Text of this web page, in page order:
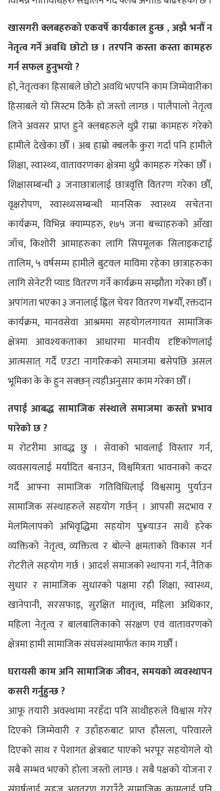
खासगरी क्लबहरुको एकवर्षे कार्यकाल हुन्छ , अझै भनौँ न
नेतृत्व गर्ने अवधि छोटो छ । तरपनि कस्ता कस्ता कामहरु
गर्न सफल हुनुभयो ?
हो, नेतृत्वका हिसाबले छोटो अवधि भएपनि काम जिम्मेवारीका
हिसाबले यो सिस्टम ठिकै हो जस्तो लाग्छ । पालैपालो नेतृत्व
लिने अवसर प्राप्त हुने क्लबहरुले थुप्रै राम्रा कामहरु गरेको
हामीले देखेका छौँ । अब हाम्रो क्बलकै कुरा गर्दा पनि हामीले
शिक्षा, स्वास्थ्य, वातावरणका क्षेत्रमा थुप्रै कामहरु गरेका छौँ ।
शिक्षासम्बन्धी ३ जनाछात्रालाई छात्रवृत्ति वितरण गरेका छौँ,
वृक्षरोपण, स्वास्थ्यसम्बन्धी मानसिक स्वास्थ्य सचेतना
कार्यक्रम, विभिन्न क्याम्पहरु, १७५ जना बच्चाहरुको आँखा
जाँच, किशोरी आमाहरुका लागि सिपमूलक सिलाइकटाई
तालिम, ५ वर्षसम्म हामीले बुटवल माविमा रहेका छात्राहरुका
लागि सेनेटरी प्याड वितरण गर्ने कार्यक्रम सम्झौता गरेका छौँ ।
अपांगता भएका ३ जनालाई ह्विल चेयर वितरण ग¥यौँ, रक्तदान
कार्यक्रम, मानवसेवा आश्रममा सहयोगलगायत सामाजिक
क्षेत्रमा आवश्यकताका आधारमा मानवीय दृष्टिकोणलाई
आत्मसात् गर्दै एउटा नागरिकको समाजमा बसेपछि असल
भूमिका के के हुन सक्छन् त्यहीअनुसार काम गरेका छौँ ।
तपाई आबद्ध सामाजिक संस्थाले समाजमा कस्तो प्रभाव
पारेको छ ?
म रोटरीमा आवद्ध छु । सेवाको भावलाई विस्तार गर्न,
व्यवसायलाई मर्यादित बनाउन, विश्वमित्रता भावनाको कदर
गर्दै आफ्ना सामाजिक गतिविधिलाई विश्वसामु पुर्याउन
सामाजिक संस्थाहरुले सहयोग गर्छन् । आपसी सदभाव र
मेलमिलापको अभिवृद्धिमा सहयोग पु¥याउन साथै हरेक
व्यक्तिको नेतृत्व, व्यक्तित्व र बोल्ने क्षमताको विकास गर्न
रोटरीले सहयोग गर्छ । आदर्श समाजको स्थापना गर्न, नैतिक
सुधार र सामाजिक सुधारको पक्षमा रही शिक्षा, स्वास्थ्य,
खानेपानी, सरसफाइ, सुरक्षित मातृत्व, महिला अधिकार,
महिला नेतृत्व र बालबालिकाको संरक्षण एवं वातावरणको
क्षेत्रमा हामी सामाजिक संघसंस्थामार्फत काम गर्छौं ।
घरायसी काम अनि सामाजिक जीवन, समयको व्यवस्थापन
कसरी गर्नुहुन्छ ?
आफू तयारी अवस्थामा नरहँदा पनि साथीहरुले विश्वास गरेर
दिएको जिम्मेवारी र उहाँहरुबाट प्राप्त हौसला, परिवारले
दिएको साथ र पेशागत क्षेत्रबाट पाएको भरपूर सहयोगले यो
सबै सम्भव भएको होला जस्तो लाग्छ । सबै पक्षको योजना र